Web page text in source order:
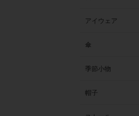
アイウェア
傘
季節小物
帽子